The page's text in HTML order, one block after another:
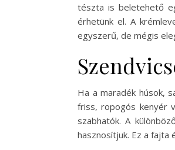
tészta is beletehető
érhetünk el. A
egyszerű, de mégis
Ha a maradék húsok,
friss, ropogós kenyér
szabhatók. A
hasznosítjuk. Ez a fajta